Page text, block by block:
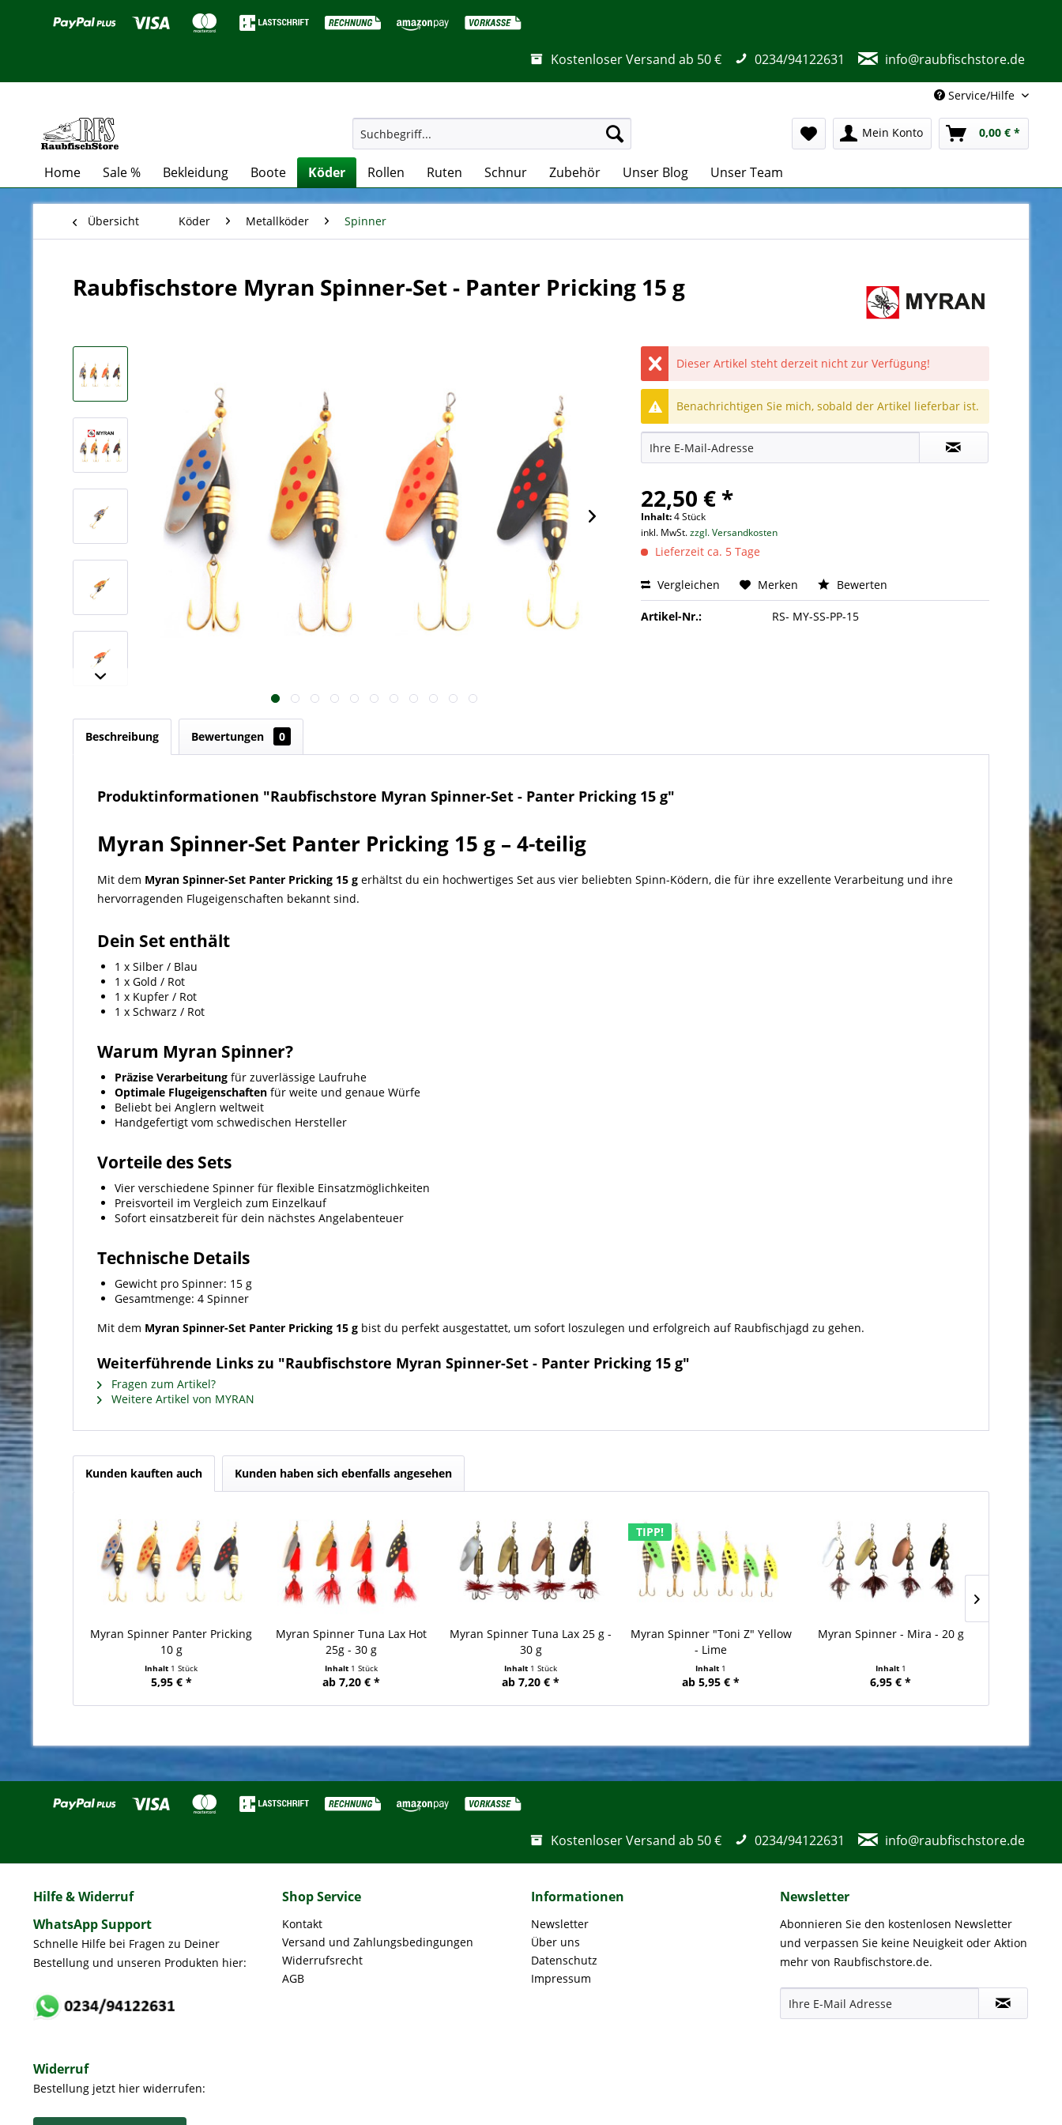
Kostenloser Versand ab 50 € 0234/94122631 info@raubfischstore.de
Service/Hilfe
Mein Konto 0,00 € *
Home Sale % Bekleidung Boote Köder Rollen Ruten Schnur Zubehör Unser Blog Unser Team
Übersicht Köder Metallköder Spinner
Raubfischstore Myran Spinner-Set - Panter Pricking 15 g
Dieser Artikel steht derzeit nicht zur Verfügung!
Benachrichtigen Sie mich, sobald der Artikel lieferbar ist.
22,50 € *
Inhalt:4 Stück
inkl. MwSt.zzgl. Versandkosten
Lieferzeit ca. 5 Tage
Vergleichen Merken Bewerten
Artikel-Nr.: RS- MY-SS-PP-15
Beschreibung Bewertungen 0
Produktinformationen "Raubfischstore Myran Spinner-Set - Panter Pricking 15 g"
Myran Spinner-Set Panter Pricking 15 g – 4-teilig
Mit dem Myran Spinner-Set Panter Pricking 15 g erhältst du ein hochwertiges Set aus vier beliebten Spinn-Ködern, die für ihre exzellente Verarbeitung und ihre
hervorragenden Flugeigenschaften bekannt sind.
Dein Set enthält
1 x Silber / Blau
1 x Gold / Rot
1 x Kupfer / Rot
1 x Schwarz / Rot
Warum Myran Spinner?
Präzise Verarbeitung für zuverlässige Laufruhe
Optimale Flugeigenschaften für weite und genaue Würfe
Beliebt bei Anglern weltweit
Handgefertigt vom schwedischen Hersteller
Vorteile des Sets
Vier verschiedene Spinner für flexible Einsatzmöglichkeiten
Preisvorteil im Vergleich zum Einzelkauf
Sofort einsatzbereit für dein nächstes Angelabenteuer
Technische Details
Gewicht pro Spinner: 15 g
Gesamtmenge: 4 Spinner
Mit dem Myran Spinner-Set Panter Pricking 15 g bist du perfekt ausgestattet, um sofort loszulegen und erfolgreich auf Raubfischjagd zu gehen.
Weiterführende Links zu "Raubfischstore Myran Spinner-Set - Panter Pricking 15 g"
Fragen zum Artikel?
Weitere Artikel von MYRAN
Kunden kauften auch Kunden haben sich ebenfalls angesehen
Myran Spinner Panter Pricking
10 g
Inhalt 1 Stück
5,95 € *
Myran Spinner Tuna Lax Hot
25g - 30 g
Inhalt 1 Stück
ab 7,20 € *
Myran Spinner Tuna Lax 25 g -
30 g
Inhalt 1 Stück
ab 7,20 € *
TIPP!
Myran Spinner "Toni Z" Yellow
- Lime
Inhalt 1
ab 5,95 € *
Myran Spinner - Mira - 20 g
Inhalt 1
6,95 € *
Kostenloser Versand ab 50 € 0234/94122631 info@raubfischstore.de
Hilfe & Widerruf
WhatsApp Support
Schnelle Hilfe bei Fragen zu Deiner
Bestellung und unseren Produkten hier:
Widerruf
Bestellung jetzt hier widerrufen:
Shop Service
Kontakt
Versand und Zahlungsbedingungen
Widerrufsrecht
AGB
Informationen
Newsletter
Über uns
Datenschutz
Impressum
Newsletter
Abonnieren Sie den kostenlosen Newsletter
und verpassen Sie keine Neuigkeit oder Aktion
mehr von Raubfischstore.de.